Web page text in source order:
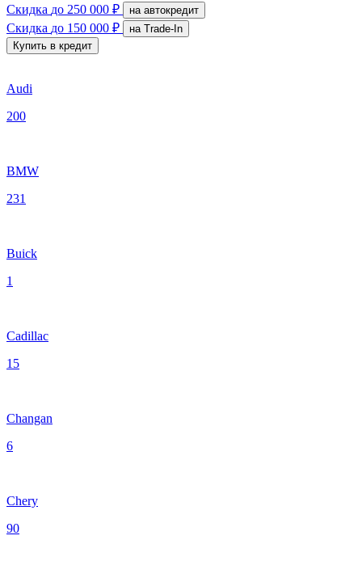
Скидка до 250 000 ₽ на автокредит
Скидка до 150 000 ₽
на Trade-In
Купить в кредит
Audi
200
BMW
231
Buick
1
Cadillac
15
Changan
6
Chery
90